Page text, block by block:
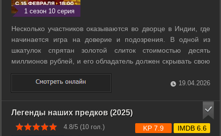
1 сезон 10 серия
Несколько участников оказываются во дворце в Индии, где
начинается игра на доверие и подозрения. В одной из
шкатулок спрятан золотой слиток стоимостью десять
миллионов рублей, и его обладатель должен скрывать свою
удачу до самого финала. Остальные пытаются вычислить
тайного миллионера через испытания и подсказки, которые
выдает проект. Любая ...
19.04.2026
Легенды наших предков (2025)
4.8/5 (10 гол.) KP 7.9 IMDB 6.6